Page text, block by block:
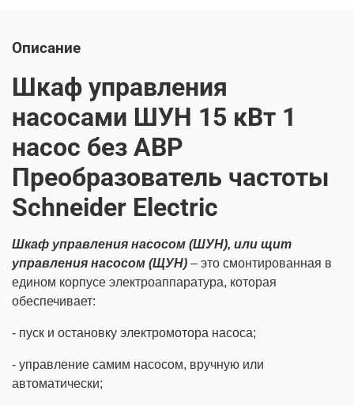
Описание
Шкаф управления
насосами ШУН 15 кВт 1
насос без АВР
Преобразователь частоты
Schneider Electric
Шкаф управления насосом (ШУН), или щит
управления насосом (ЩУН) – это смонтированная в
едином корпусе электроаппаратура, которая
обеспечивает:
- пуск и остановку электромотора насоса;
- управление самим насосом, вручную или
автоматически;